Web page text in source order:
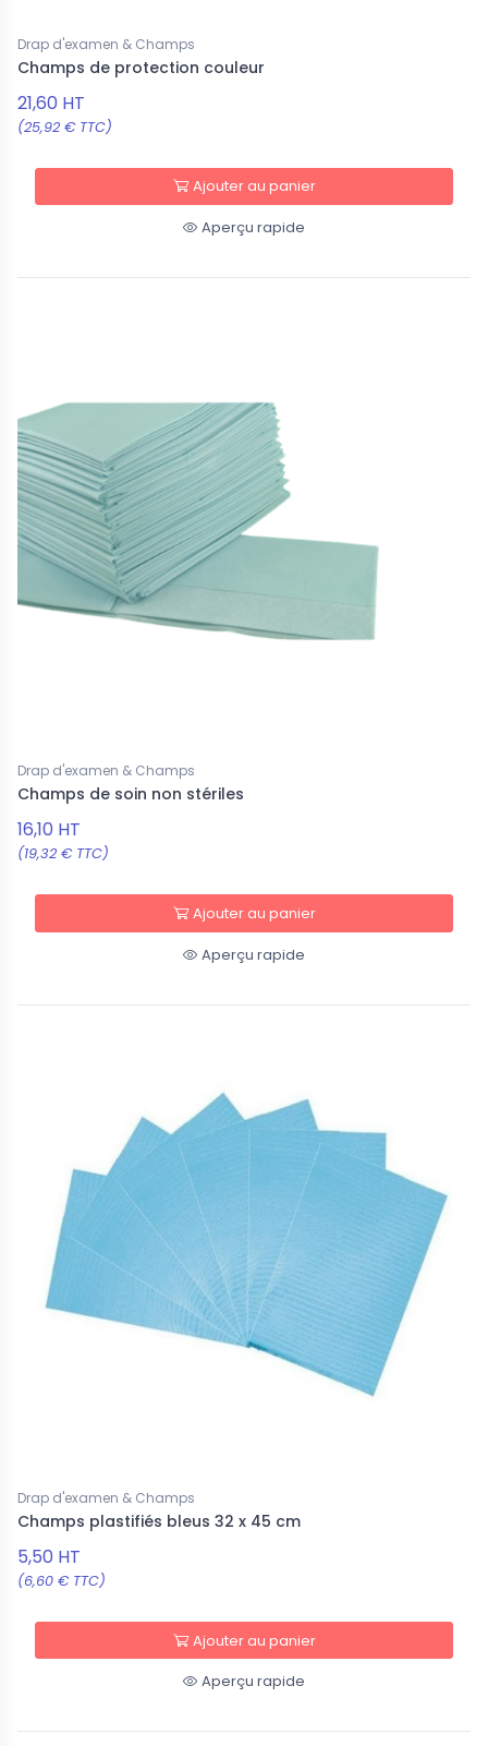
Drap d'examen & Champs
Champs de protection couleur
21,60 HT
(25,92 € TTC)
Ajouter au panier
Aperçu rapide
Drap d'examen & Champs
Champs de soin non stériles
16,10 HT
(19,32 € TTC)
Ajouter au panier
Aperçu rapide
Drap d'examen & Champs
Champs plastifiés bleus 32 x 45 cm
5,50 HT
(6,60 € TTC)
Ajouter au panier
Aperçu rapide